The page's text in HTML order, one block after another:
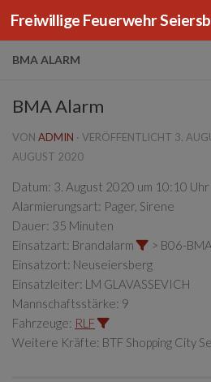
Zum Inhalt springen
Freiwillige Feuerwehr
BMA ALARM
BMA Alarm
VON ADMIN · VERÖFFENTLICHT 3.
AUGUST 2020
Datum: 3. August 2020 um 10:10 Uhr
Alarmierungsart: Pager, Sirene
Dauer: 35 Minuten
Einsatzart: Brandalarm
> B06-
Einsatzort: Neuseiersberg
Einsatzleiter: LM GLAVASSEVICH
Mannschaftsstärke: 9
Fahrzeuge: RLF
Weitere Kräfte: BTF Shopping City